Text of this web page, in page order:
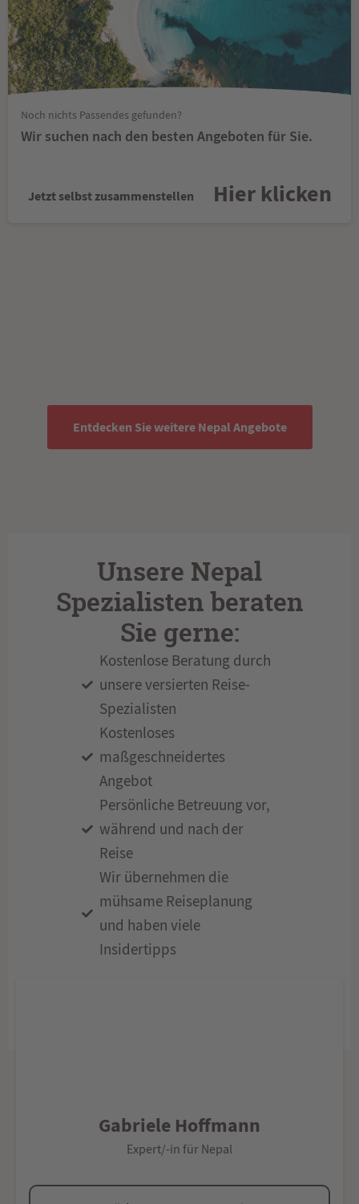
Noch nichts Passendes gefunden?
Wir suchen nach den besten Angeboten für Sie.
Jetzt selbst zusammenstellen Hier klicken
Entdecken Sie weitere Nepal Angebote
Unsere Nepal
Spezialisten beraten
Sie gerne:
Kostenlose Beratung durch
unsere versierten Reise-
Spezialisten
Kostenloses
maßgeschneidertes
Angebot
Persönliche Betreuung vor,
während und nach der
Reise
Wir übernehmen die
mühsame Reiseplanung
und haben viele
Insidertipps
Gabriele Hoffmann
Expert/-in für Nepal